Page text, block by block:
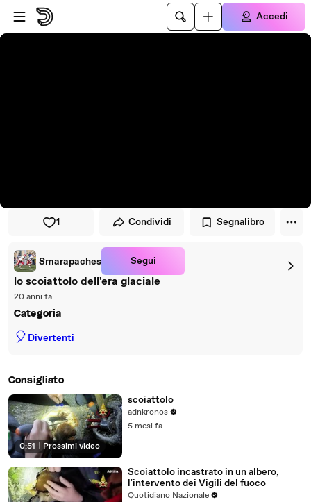
Vai al lettore
Passa al contenuto principale
Accedi
1 Condividi Segnalibro
Smarapaches Segui
lo scoiattolo dell'era glaciale
20 anni fa
Categoria
🎈 Divertenti
Consigliato
0:51 Prossimi video
scoiattolo
adnkronos
5 mesi fa
Scoiattolo incastrato in un albero,
l'intervento dei Vigili del fuoco
Quotidiano Nazionale